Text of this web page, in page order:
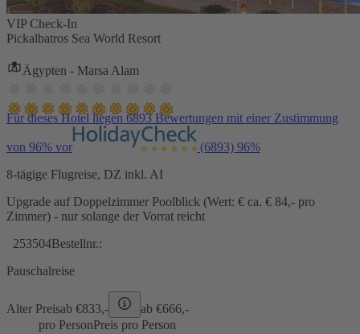
VIP Check-In
Pickalbatros Sea World Resort
Ägypten - Marsa Alam
Für dieses Hotel liegen 6893 Bewertungen mit einer Zustimmung
von 96% vor (6893) 96%
8-tägige Flugreise, DZ inkl. AI
Upgrade auf Doppelzimmer Poolblick (Wert: € ca. € 84,- pro
Zimmer) - nur solange der Vorrat reicht
253504Bestellnr.:
Pauschalreise
Alter Preisab €833,- ab €666,-
pro PersonPreis pro Person